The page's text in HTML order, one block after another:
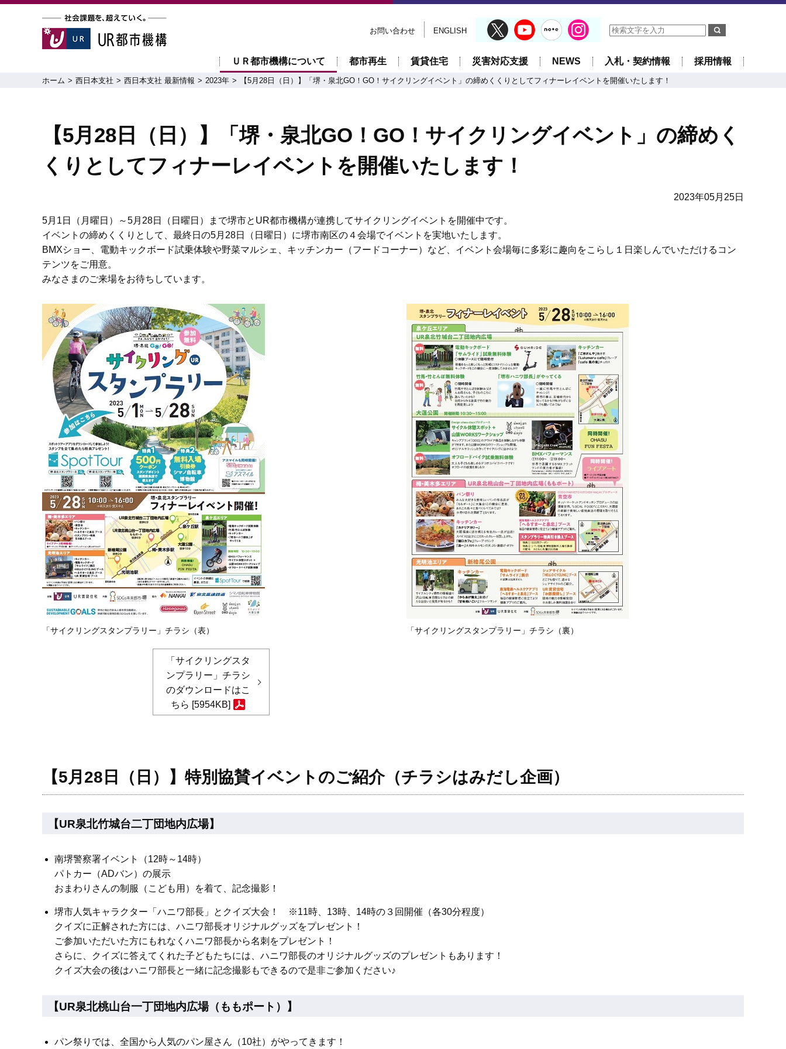
お問い合わせ ENGLISH
ＵＲ都市機構について 都市再生 賃貸住宅 災害対応支援 NEWS 入札・契約情報 採用情報
ホーム 西日本支社 西日本支社 最新情報 2023年 【5月28日（日）】「堺・泉北GO！GO！サイクリングイベント」の締めくくりとしてフィナーレイベントを開催いたします！
【5月28日（日）】「堺・泉北GO！GO！サイクリングイベント」の締めく
くりとしてフィナーレイベントを開催いたします！
2023年05月25日
5月1日（月曜日）～5月28日（日曜日）まで堺市とUR都市機構が連携してサイクリングイベントを開催中です。
イベントの締めくくりとして、最終日の5月28日（日曜日）に堺市南区の４会場でイベントを実地いたします。
BMXショー、電動キックボード試乗体験や野菜マルシェ、キッチンカー（フードコーナー）など、イベント会場毎に多彩に趣向をこらし１日楽しんでいただけるコン
テンツをご用意。
みなさまのご来場をお待ちしています。
「サイクリングスタンプラリー」チラシ（表）
「サイクリングスタ
ンプラリー」チラシ
のダウンロードはこ
ちら [5954KB]
「サイクリングスタンプラリー」チラシ（裏）
【5月28日（日）】特別協賛イベントのご紹介（チラシはみだし企画）
【UR泉北竹城台二丁団地内広場】
南堺警察署イベント（12時～14時）
パトカー（ADバン）の展示
おまわりさんの制服（こども用）を着て、記念撮影！
堺市人気キャラクター「ハニワ部長」とクイズ大会！ ※11時、13時、14時の３回開催（各30分程度）
クイズに正解された方には、ハニワ部長オリジナルグッズをプレゼント！
ご参加いただいた方にもれなくハニワ部長から名刺をプレゼント！
さらに、クイズに答えてくれた子どもたちには、ハニワ部長のオリジナルグッズのプレゼントもあります！
クイズ大会の後はハニワ部長と一緒に記念撮影もできるので是非ご参加ください♪
【UR泉北桃山台一丁団地内広場（ももポート）】
パン祭りでは、全国から人気のパン屋さん（10社）がやってきます！